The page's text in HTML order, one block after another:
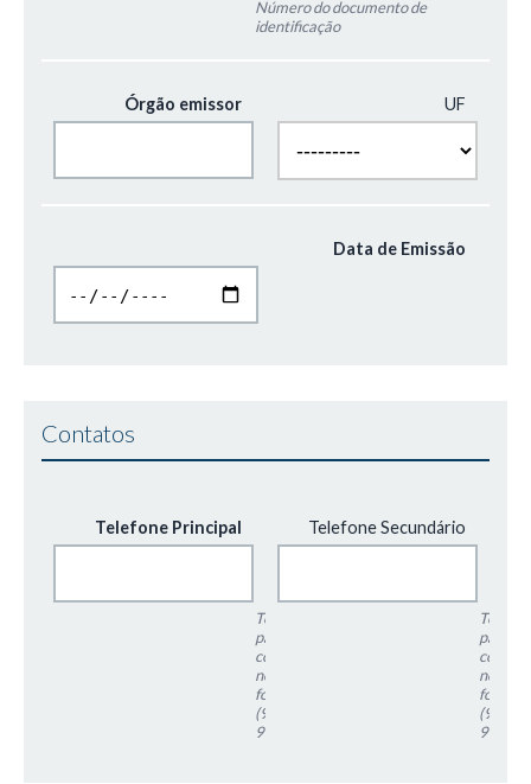
Número do documento de
identificação
Órgão emissor UF
Data de Emissão
Contatos
Telefone Principal
Telefone
para
contato
no
formato:
(99)
999999999
Telefone Secundário
para
contato
no
(99)